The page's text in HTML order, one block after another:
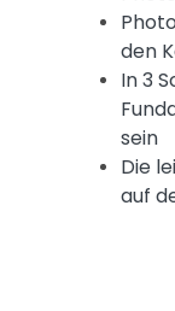
den
In 3
sein
Die
auf